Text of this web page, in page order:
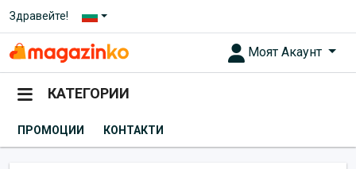
Здравейте!
Моят Акаунт
КАТЕГОРИИ
ПРОМОЦИИ КОНТАКТИ